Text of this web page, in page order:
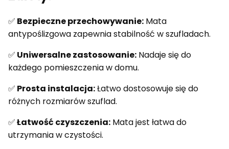
✅ Bezpieczne przechowywanie: Mata
antypoślizgowa zapewnia stabilność w szufladach.
✅ Uniwersalne zastosowanie: Nadaje się do
każdego pomieszczenia w domu.
✅ Prosta instalacja:Łatwo dostosowuje się do
różnych rozmiarów szuflad.
✅Łatwość czyszczenia: Mata jest łatwa do
utrzymania w czystości.